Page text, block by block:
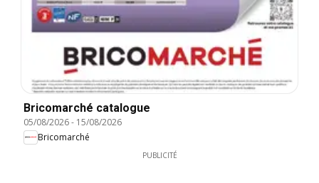
Bricomarché catalogue
05/08/2026- 15/08/2026
Bricomarché
PUBLICITÉ